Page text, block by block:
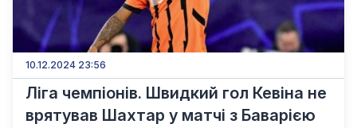
10.12.2024 23:56
Ліга чемпіонів. Швидкий гол Кевіна не
врятував Шахтар у матчі з Баварією